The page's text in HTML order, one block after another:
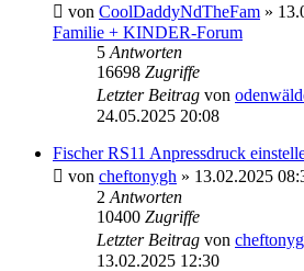
von CoolDaddyNdTheFam »
Familie + KINDER-Forum
5 Antworten
16698 Zugriffe
Letzter Beitrag von
24.05.2025 20:08
Fischer RS11 Anpressdruck
von cheftonygh » 13.02.2025
2 Antworten
10400 Zugriffe
Letzter Beitrag von
13.02.2025 12:30